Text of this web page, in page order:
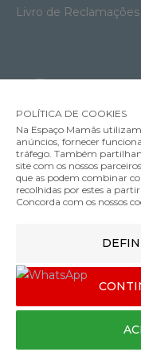
Bolsa de Transporte
Livro de Reclamações
MÉTODOS DE ENVIO
MÉTODOS DE PAGAMENTO
Designed & developed by
©Espaço mamãs. Todos
POLÍTICA DE COOKIES
Na Espaço Mamãs
anúncios, fornecer
tráfego. Também
site com os nossos
que as podem combinar
recolhidas por estes a
Concorda com os nossos